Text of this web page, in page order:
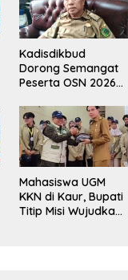
Kadisdikbud
Dorong Semangat
Peserta OSN 2026
Mahasiswa UGM
KKN di Kaur, Bupati
Titip Misi Wujudkan